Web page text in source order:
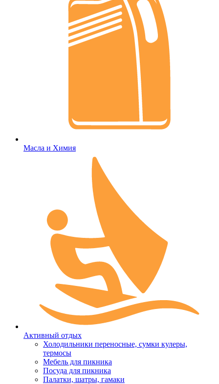
Масла и Химия
Активный отдых
Холодильники переносные, сумки кулеры,
термосы
Мебель для пикника
Посуда для пикника
Палатки, шатры, гамаки